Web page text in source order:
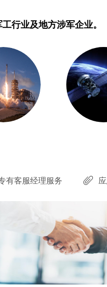
行业及地方涉军企业。
有客服经理服务 ꁨ